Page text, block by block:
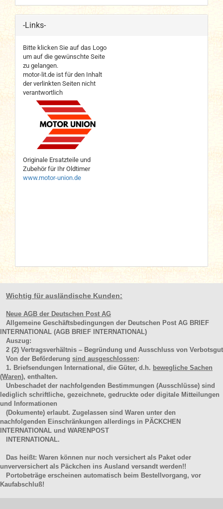
-Links-
Bitte klicken Sie auf das Logo
um auf die gewünschte Seite
zu gelangen.
motor-lit.de ist für den Inhalt
der verlinkten Seiten nicht
verantwortlich
Originale Ersatzteile und
Zubehör für Ihr Oldtimer
www.motor-union.de
Wichtig für ausländische Kunden:
Neue AGB der Deutschen Post AG
Allgemeine Geschäftsbedingungen der Deutschen Post AG BRIEF
INTERNATIONAL (AGB BRIEF INTERNATIONAL)
Auszug:
2 (2) Vertragsverhältnis – Begründung und Ausschluss von Verbotsgut
Von der Beförderung sind ausgeschlossen:
1. Briefsendungen International, die Güter, d.h. bewegliche Sachen
(Waren), enthalten.
Unbeschadet der nachfolgenden Bestimmungen (Ausschlüsse) sind
lediglich schriftliche, gezeichnete, gedruckte oder digitale Mitteilungen
und Informationen
(Dokumente) erlaubt. Zugelassen sind Waren unter den
nachfolgenden Einschränkungen allerdings in PÄCKCHEN
INTERNATIONAL und WARENPOST
INTERNATIONAL.
Das heißt: Waren können nur noch versichert als Paket oder
unverversichert als Päckchen ins Ausland versandt werden!!
Portobeträge erscheinen automatisch beim Bestellvorgang, vor
Kaufabschluß!